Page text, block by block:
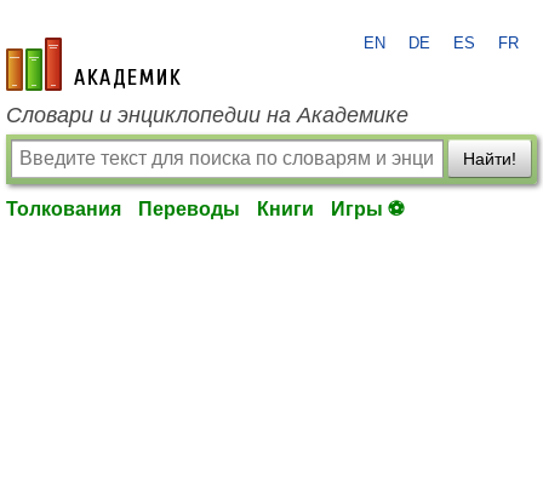
academic.ru
EN DE ES FR
Словари и энциклопедии на Академике
Найти!
Толкования Переводы Книги Игры ⚽